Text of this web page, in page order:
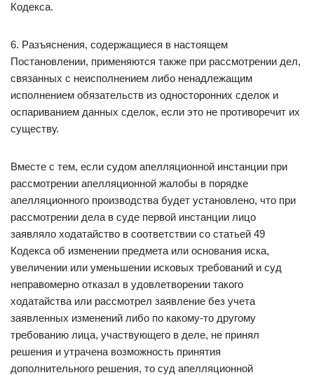
Кодекса.
6. Разъяснения, содержащиеся в настоящем
Постановлении, применяются также при рассмотрении дел,
связанных с неисполнением либо ненадлежащим
исполнением обязательств из односторонних сделок и
оспариванием данных сделок, если это не противоречит их
существу.
Вместе с тем, если судом апелляционной инстанции при
рассмотрении апелляционной жалобы в порядке
апелляционного производства будет установлено, что при
рассмотрении дела в суде первой инстанции лицо
заявляло ходатайство в соответствии со статьей 49
Кодекса об изменении предмета или основания иска,
увеличении или уменьшении исковых требований и суд
неправомерно отказал в удовлетворении такого
ходатайства или рассмотрел заявление без учета
заявленных изменений либо по какому-то другому
требованию лица, участвующего в деле, не принял
решения и утрачена возможность принятия
дополнительного решения, то суд апелляционной